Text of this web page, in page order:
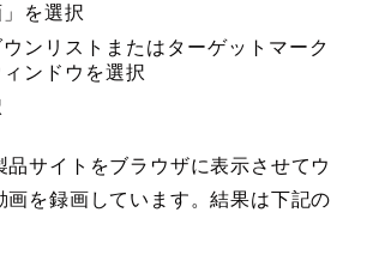
を選択
ウンリストまたはターゲットマーク
ンドウを選択
品サイトをブラウザに表示させてウ
画を録画しています。結果は下記の